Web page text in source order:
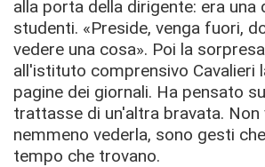
alla porta della dirigente: era una
studenti. «Preside, venga fuori,
vedere una cosa». Poi la
all'istituto comprensivo Cavalieri
pagine dei giornali. Ha pensato
trattasse di un'altra bravata. Non
nemmeno vederla, sono gesti
tempo che trovano.